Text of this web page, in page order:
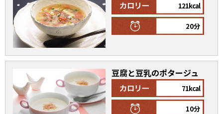
楽チン屋® ストレートつゆ
だし巻き卵特集
かつおだしが決め手！簡単茶碗蒸し
121kcal
20分
豆腐と豆乳のポタージュ
71kcal
10分